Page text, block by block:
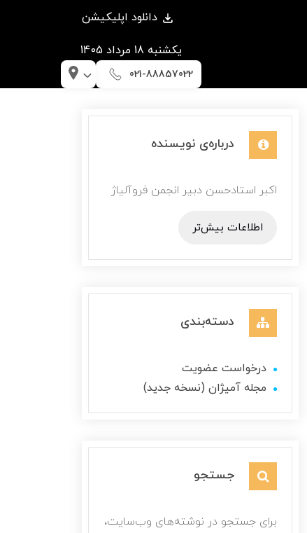
دانلود اپلیکیشن
يكشنبه 18 مرداد 1405
021-88857022
درباره‌ی نویسنده
اکبر استادحسن دبیر انجمن فروآلیاژ
اطلاعات بیش‌تر
دسته‌بندی
درخواست عضویت
مجله آمیژان (نسخه جدید)
جستجو
برای جستجو در نوشته‌های وب‌سایت،